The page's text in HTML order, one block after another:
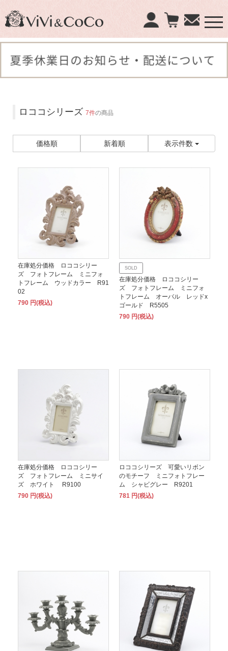
ロココシリーズ 7件の商品
価格順 新着順 表示件数
在庫処分価格 ロココシリー
ズ フォトフレーム ミニフォ
トフレーム ウッドカラー R91
02
790 円(税込)
SOLD
在庫処分価格 ロココシリー
ズ フォトフレーム ミニフォ
トフレーム オーバル レッドx
ゴールド R5505
790 円(税込)
在庫処分価格 ロココシリー
ズ フォトフレーム ミニサイ
ズ ホワイト R9100
790 円(税込)
ロココシリーズ 可愛いリボン
のモチーフ ミニフォトフレー
ム シャビグレー R9201
781 円(税込)
×
商品検索：